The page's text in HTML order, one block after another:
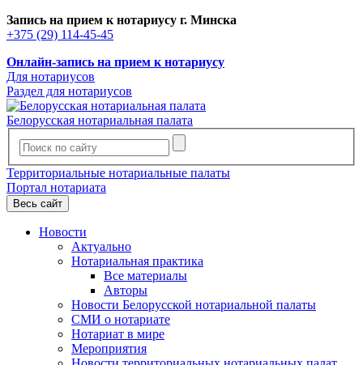
Запись на прием к нотариусу г. Минска
+375 (29) 114-45-45
Онлайн-запись на прием к нотариусу
Для нотариусов
Раздел для нотариусов
Белорусская нотариальная палата
Территориальные нотариальные палаты
Портал нотариата
Весь сайт
Новости
Актуально
Нотариальная практика
Все материалы
Авторы
Новости Белорусской нотариальной палаты
СМИ о нотариате
Нотариат в мире
Мероприятия